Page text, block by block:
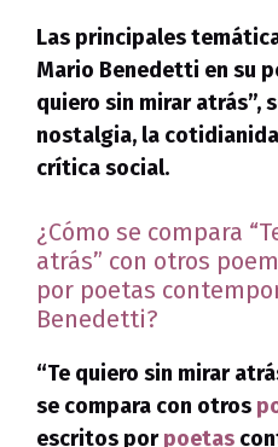
Las principales
Mario Benedetti en su
quiero sin mirar atrás”,
nostalgia, la
crítica social.
¿Cómo se compara
atrás” con otros
por poetas
Benedetti?
“Te quiero sin mirar
se compara con otros
escritos porpoetas